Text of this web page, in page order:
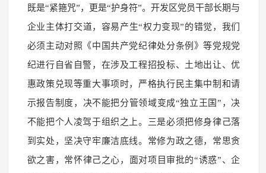
既是“紧箍咒”，更是“护身符”。开发区党员干部长期与
企业主体打交道，容易产生“权力变现”的错觉，我们
必须主动对照《中国共产党纪律处分条例》等党规党
纪进行自省自警，在涉及工程招投标、土地出让、优
惠政策兑现等重大事项时，严格执行民主集中制和请
示报告制度，决不能把分管领域变成“独立王国”，决
不能把个人凌驾于组织之上。三是必须把修身律己落
到实处，坚决守牢廉洁底线。常修为政之德，常思贪
欲之害，常怀律己之心，面对项目审批的“诱惑”、企